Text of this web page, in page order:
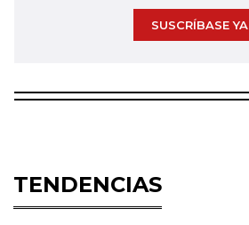
SUSCRÍBASE YA
TENDENCIAS